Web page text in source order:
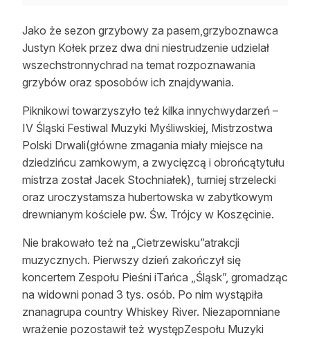
Jako że sezon grzybowy za pasem,grzyboznawca
Justyn Kołek przez dwa dni niestrudzenie udzielał
wszechstronnychrad na temat rozpoznawania
grzybów oraz sposobów ich znajdywania.
Piknikowi towarzyszyło też kilka innychwydarzeń –
IV Śląski Festiwal Muzyki Myśliwskiej, Mistrzostwa
Polski Drwali(główne zmagania miały miejsce na
dziedzińcu zamkowym, a zwycięzcą i obrońcątytułu
mistrza został Jacek Stochniałek), turniej strzelecki
oraz uroczystamsza hubertowska w zabytkowym
drewnianym kościele pw. Św. Trójcy w Koszęcinie.
Nie brakowało też na „Cietrzewisku”atrakcji
muzycznych. Pierwszy dzień zakończył się
koncertem Zespołu Pieśni iTańca „Śląsk”, gromadząc
na widowni ponad 3 tys. osób. Po nim wystąpiła
znanagrupa country Whiskey River. Niezapomniane
wrażenie pozostawił też występZespołu Muzyki